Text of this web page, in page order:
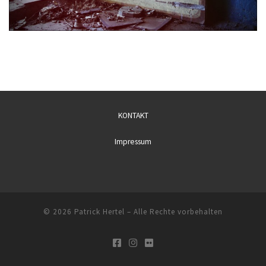
KONTAKT
Impressum
© 2026 Patrick Hertel – Alle Rechte vorbehalten